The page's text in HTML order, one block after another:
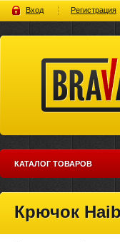
Вход Регистрация
всей россии
КАТАЛОГ ТОВАРОВ
Крючок